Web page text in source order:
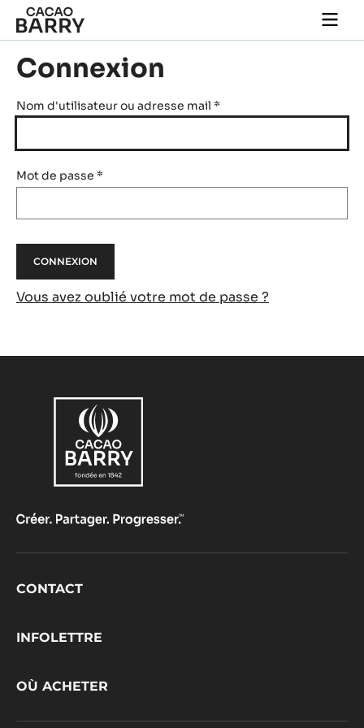
Skip to main content
main
Connexion
Nom d'utilisateur ou adresse mail *
Mot de passe *
Vous avez oublié votre mot de passe ?
Footer
CONTACT
INFOLETTRE
OÙ ACHETER